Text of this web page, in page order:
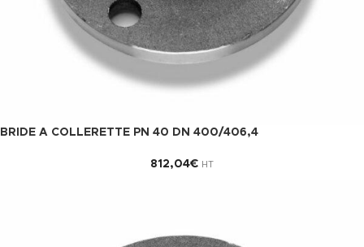
BRIDE A COLLERETTE PN 40 DN 400/406,4
812,04€ HT